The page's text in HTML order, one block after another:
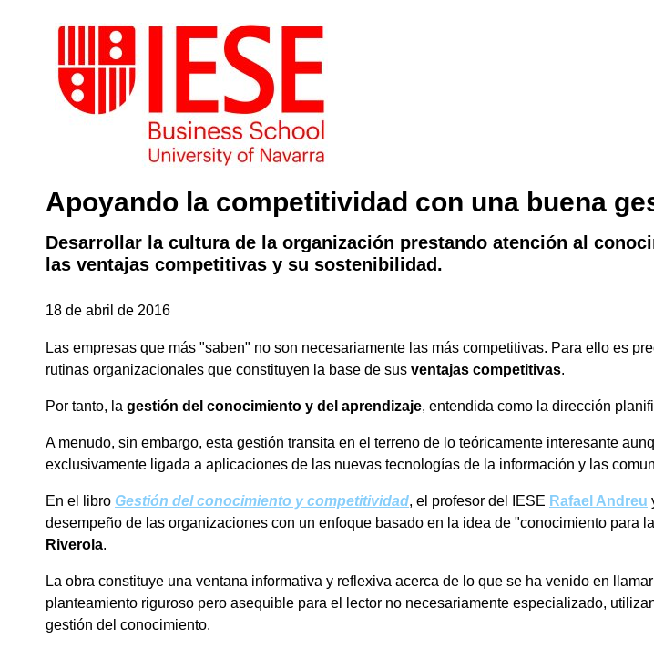
Apoyando la competitividad con una buena
Desarrollar la cultura de la organización prestando atención al
las ventajas competitivas y su sostenibilidad.
18 de abril de 2016
Las empresas que más "saben" no son necesariamente las más competitivas. Para ello es
rutinas organizacionales que constituyen la base de sus ventajas competitivas.
Por tanto, la gestión del conocimiento y del aprendizaje, entendida como la dirección
A menudo, sin embargo, esta gestión transita en el terreno de lo teóricamente interesante
exclusivamente ligada a aplicaciones de las nuevas tecnologías de la información y las
En el libro Gestión del conocimiento y competitividad, el profesor del IESE Rafael Andreu
desempeño de las organizaciones con un enfoque basado en la idea de "conocimiento para
Riverola.
La obra constituye una ventana informativa y reflexiva acerca de lo que se ha venido en
planteamiento riguroso pero asequible para el lector no necesariamente especializado,
gestión del conocimiento.